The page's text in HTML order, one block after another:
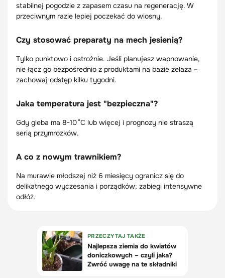
stabilnej pogodzie z zapasem czasu na regenerację. W
przeciwnym razie lepiej poczekać do wiosny.
Czy stosować preparaty na mech jesienią?
Tylko punktowo i ostrożnie. Jeśli planujesz wapnowanie,
nie łącz go bezpośrednio z produktami na bazie żelaza –
zachowaj odstęp kilku tygodni.
Jaka temperatura jest "bezpieczna"?
Gdy gleba ma 8-10 °C lub więcej i prognozy nie straszą
serią przymrozków.
A co z nowym trawnikiem?
Na murawie młodszej niż 6 miesięcy ogranicz się do
delikatnego wyczesania i porządków; zabiegi intensywne
odłóż.